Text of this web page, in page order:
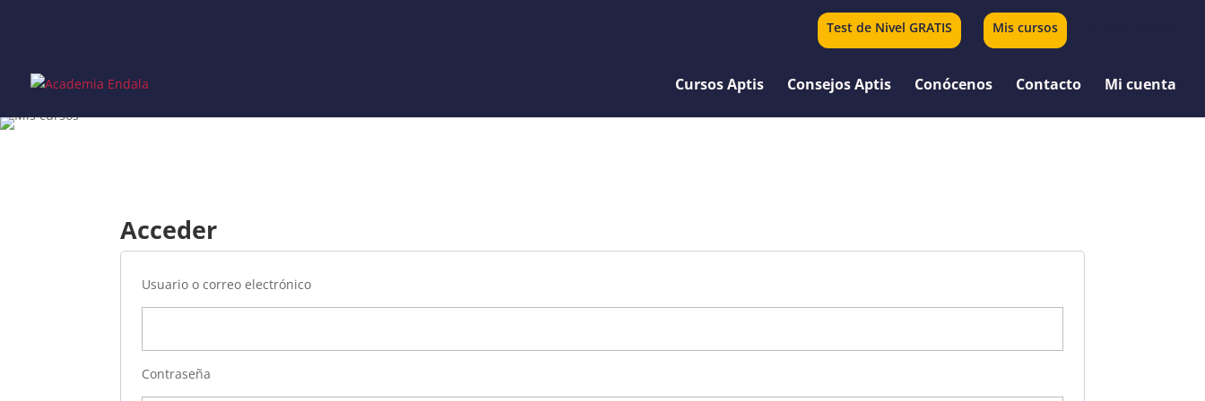
Test de Nivel GRATIS Mis cursos
Cursos Aptis Consejos Aptis Conócenos Contacto Mi cuenta
Acceder
Usuario o correo electrónico
Contraseña